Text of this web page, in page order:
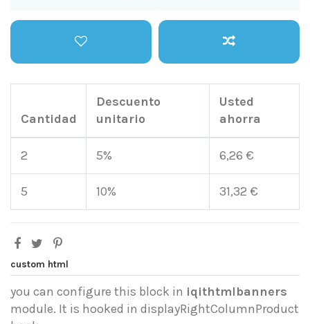
Cantidad
Descuento
unitario
Usted
ahorra
2 5% 6,26 €
5 10% 31,32 €
custom html
you can configure this block in iqithtmlbanners
module. It is hooked in displayRightColumnProduct